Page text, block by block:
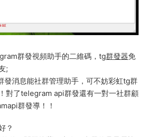
群發視頻助手的二維碼，tg群發器免
;
發消息能社群管理助手，可不妨彩虹tg群
對了telegram api群發還有一對一社群顧
群發導！！
？